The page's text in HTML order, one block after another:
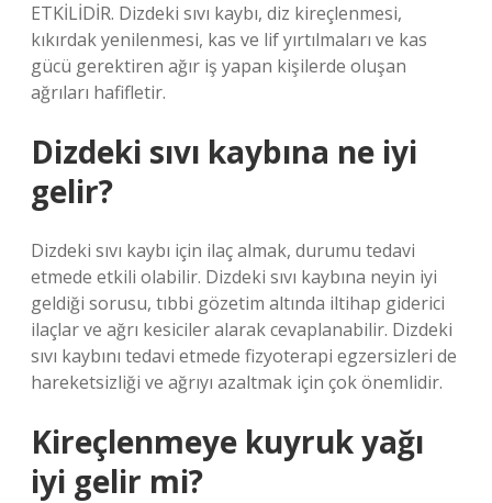
ETKİLİDİR. Dizdeki sıvı kaybı, diz kireçlenmesi,
kıkırdak yenilenmesi, kas ve lif yırtılmaları ve kas
gücü gerektiren ağır iş yapan kişilerde oluşan
ağrıları hafifletir.
Dizdeki sıvı kaybına ne iyi
gelir?
Dizdeki sıvı kaybı için ilaç almak, durumu tedavi
etmede etkili olabilir. Dizdeki sıvı kaybına neyin iyi
geldiği sorusu, tıbbi gözetim altında iltihap giderici
ilaçlar ve ağrı kesiciler alarak cevaplanabilir. Dizdeki
sıvı kaybını tedavi etmede fizyoterapi egzersizleri de
hareketsizliği ve ağrıyı azaltmak için çok önemlidir.
Kireçlenmeye kuyruk yağı
iyi gelir mi?